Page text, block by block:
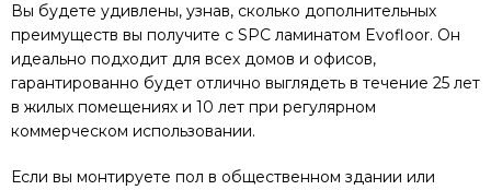
Вы будете удивлены, узнав, сколько дополнительных
преимуществ вы получите с SPC ламинатом Evofloor. Он
идеально подходит для всех домов и офисов,
гарантированно будет отлично выглядеть в течение 25 лет
в жилых помещениях и 10 лет при регулярном
коммерческом использовании.
Если вы монтируете пол в общественном здании или